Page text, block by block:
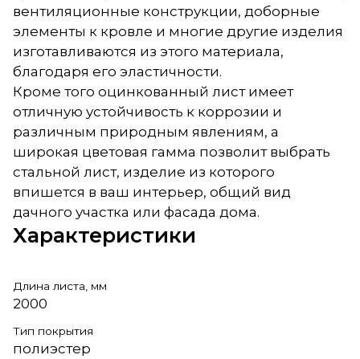
вентиляционные конструкции, доборные
элементы к кровле и многие другие изделия
изготавливаются из этого материала,
благодаря его эластичности.
Кроме того оцинкованный лист имеет
отличную устойчивость к коррозии и
различным природным явлениям, а
широкая цветовая гамма позволит выбрать
стальной лист, изделие из которого
впишется в ваш интерьер, общий вид
дачного участка или фасада дома.
Характеристики
Длина листа, мм
2000
Тип покрытия
полиэстер